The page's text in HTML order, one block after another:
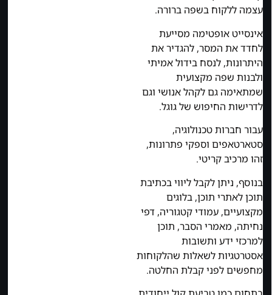
עצמה ללקוח בשפה ברורה.
אינסייט אופטימה מסייעת
לחדד את המסר, להגדיר את
היתרונות, לנסח בידול אמיתי
ולבנות שפה מקצועית
שמתאימה גם לקהל אנושי וגם
לדרישות החיפוש של גוגל.
עבור חברות טכנולוגיה,
סטארטאפים וספקי פתרונות,
זהו מרכיב קריטי.
בנוסף, ניתן לקבל ליווי בכתיבת
תוכן לאתרי תוכן, בלוגים
מקצועיים, עמודי קטגוריה, דפי
נחיתה, מאמרי הסבר, תוכן
למרכזי ידע ותשובות
אסטרטגיות לשאלות שהלקוחות
מחפשים לפני קבלת החלטה.